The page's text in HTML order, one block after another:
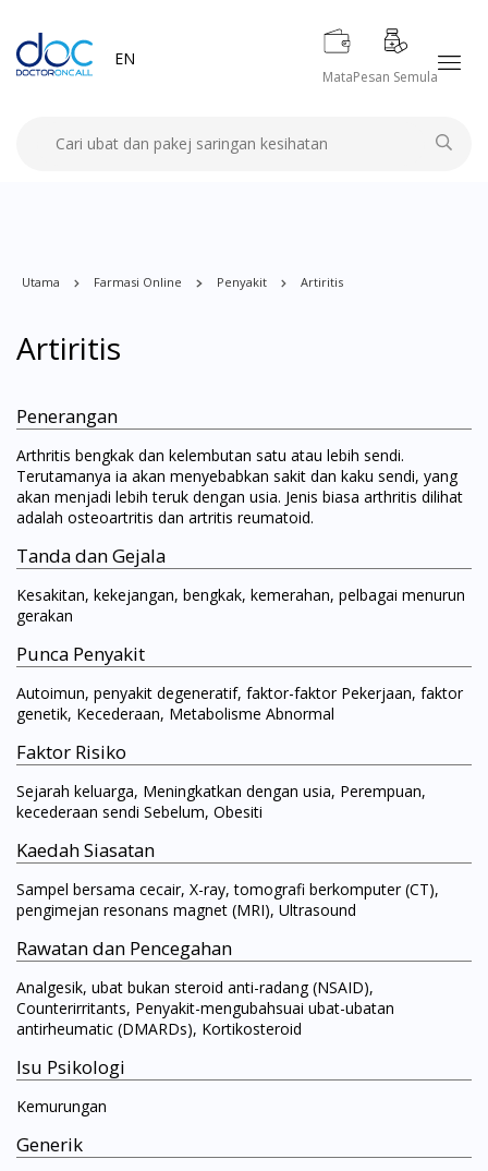
EN
MataPesan Semula
Utama Farmasi Online Penyakit Artiritis
Artiritis
Penerangan
Arthritis bengkak dan kelembutan satu atau lebih sendi.
Terutamanya ia akan menyebabkan sakit dan kaku sendi, yang
akan menjadi lebih teruk dengan usia. Jenis biasa arthritis dilihat
adalah osteoartritis dan artritis reumatoid.
Tanda dan Gejala
Kesakitan, kekejangan, bengkak, kemerahan, pelbagai menurun
gerakan
Punca Penyakit
Autoimun, penyakit degeneratif, faktor-faktor Pekerjaan, faktor
genetik, Kecederaan, Metabolisme Abnormal
Faktor Risiko
Sejarah keluarga, Meningkatkan dengan usia, Perempuan,
kecederaan sendi Sebelum, Obesiti
Kaedah Siasatan
Sampel bersama cecair, X-ray, tomografi berkomputer (CT),
pengimejan resonans magnet (MRI), Ultrasound
Rawatan dan Pencegahan
Analgesik, ubat bukan steroid anti-radang (NSAID),
Counterirritants, Penyakit-mengubahsuai ubat-ubatan
antirheumatic (DMARDs), Kortikosteroid
Isu Psikologi
Kemurungan
Generik